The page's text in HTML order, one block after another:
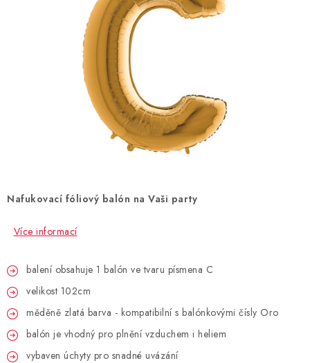
BARVY NA OBLIČEJ A VLASY
BLAHOPŘÁNÍ
BUBLIFUKY
DORTOVÉ SVÍČKY A OZDOBY
DÁRKY
HELIUM NA BALÓNKY
LAMPIONY
OSLAVA PODLE BAREV
Nafukovací fóliový balón na Vaši party
Více informací
balení obsahuje 1 balón ve tvaru písmena C
velikost 102cm
měděně zlatá barva - kompatibilní s balónkovými čísly Oro
balón je vhodný pro plnění vzduchem i heliem
vybaven úchyty pro snadné uvázání